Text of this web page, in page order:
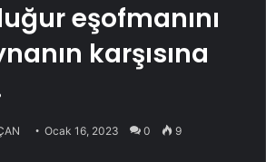
eşofmanını
karşısına
Ocak 16, 2023 0 9